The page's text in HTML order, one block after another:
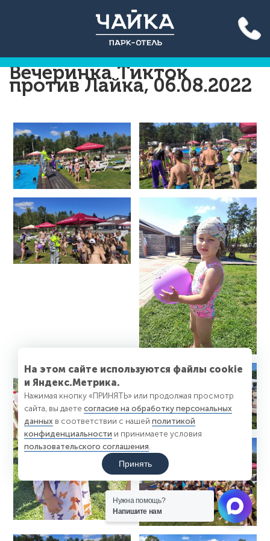
Акция до конца лета: вход
на бассейн 500 руб. для всех!
Подробнее >>
Вечеринка Тикток
против Лайка, 06.08.2022
На этом сайте используются файлы cookie
и Яндекс.Метрика.
Нажимая кнопку «ПРИНЯТЬ» или продолжая просмотр
сайта, вы даете согласие на обработку персональных
данных в соответствии с нашей политикой
конфиденциальности и принимаете условия
пользовательского соглашения
Принять
Нужна помощь?
Напишите нам